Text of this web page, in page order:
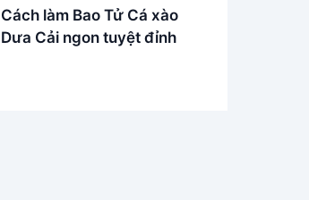
Cách làm Bao Tử Cá xào
Dưa Cải ngon tuyệt đỉnh